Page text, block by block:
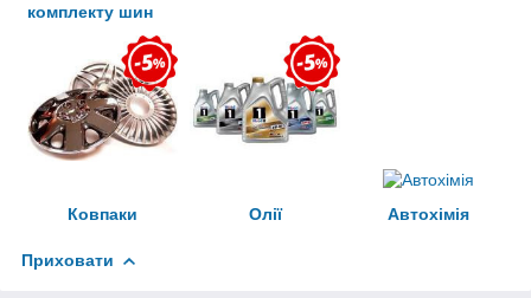
комплекту шин
Ковпаки Олії Автохімія
Приховати